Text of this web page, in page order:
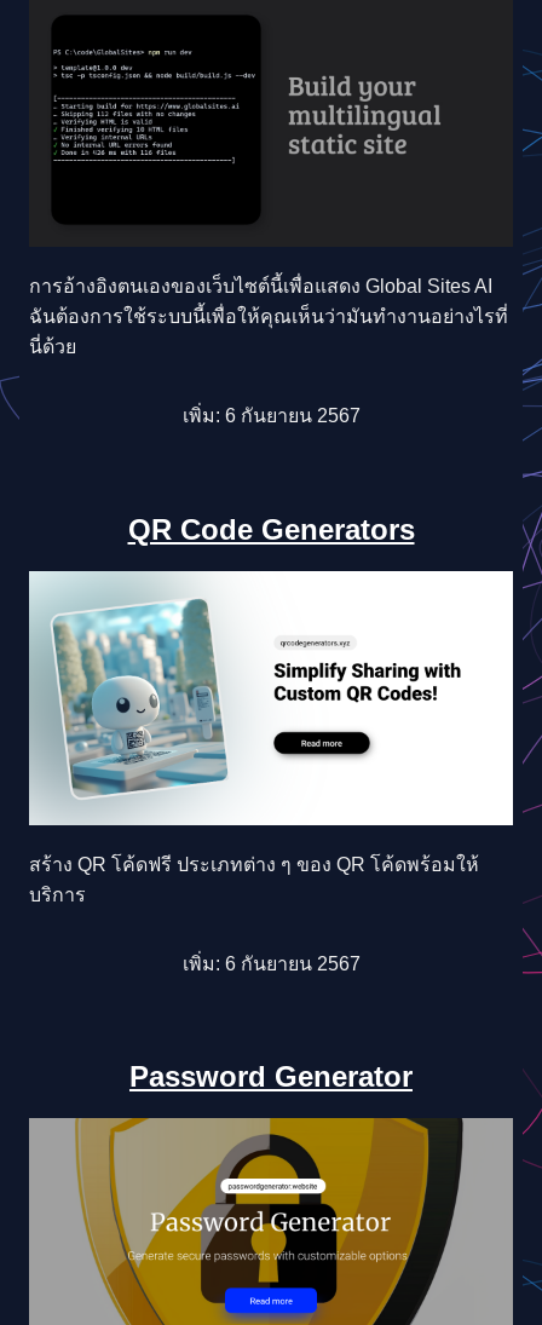
การอ้างอิงตนเองของเว็บไซต์นี้เพื่อแสดง Global Sites AI
ฉันต้องการใช้ระบบนี้เพื่อให้คุณเห็นว่ามันทำงานอย่างไรที่
นี่ด้วย
เพิ่ม: 6 กันยายน 2567
QR Code Generators
สร้าง QR โค้ดฟรี ประเภทต่าง ๆ ของ QR โค้ดพร้อมให้
บริการ
เพิ่ม: 6 กันยายน 2567
Password Generator